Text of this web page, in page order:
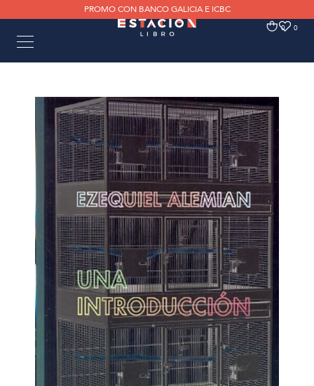
PROMO CON BANCO GALICIA E ICBC
0 0